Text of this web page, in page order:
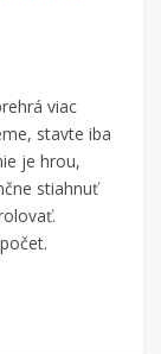
viac
stavte iba
je hrou,
stiahnuť